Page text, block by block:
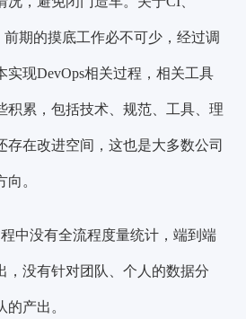
前期的摸底工作必不可少，经过调
实现DevOps相关过程，相关工具
积累，包括技术、规范、工具、理
存在改进空间，这也是大多数公司
。
中没有全流程度量统计，端到端
，没有针对团队、个人的数据分
产出。